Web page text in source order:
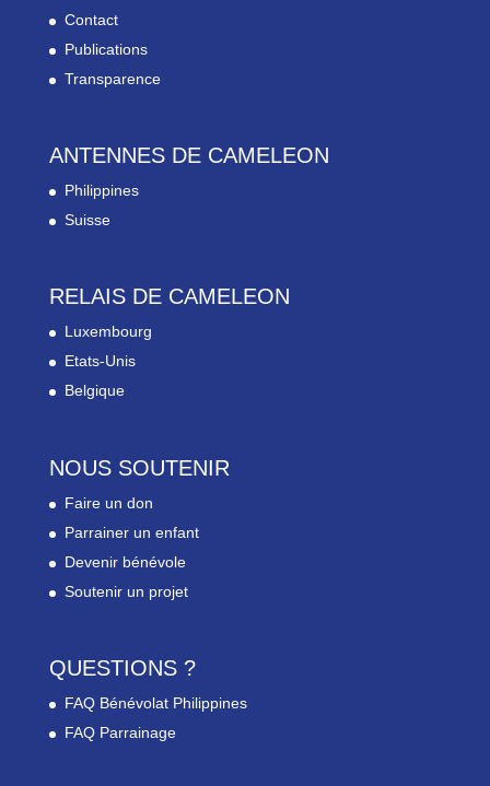
Contact
Publications
Transparence
ANTENNES DE CAMELEON
Philippines
Suisse
RELAIS DE CAMELEON
Luxembourg
Etats-Unis
Belgique
NOUS SOUTENIR
Faire un don
Parrainer un enfant
Devenir bénévole
Soutenir un projet
QUESTIONS ?
FAQ Bénévolat Philippines
FAQ Parrainage